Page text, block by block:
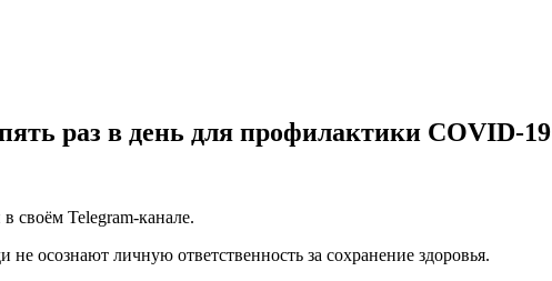
раз в день для профилактики COVID-19
своём Telegram-канале.
осознают личную ответственность за сохранение здоровья.